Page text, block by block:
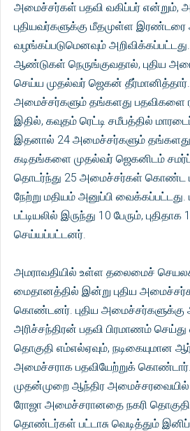
அமைச்சர்கள் பதவி வகிப்பர் என்றும்,
புதியவர்களுக்கு மீதமுள்ள
வழங்கப்படுமெனவும்
ஆண்டுகள் நெருங்குவதால், புதிய
செய்ய முதல்வர் ஜெகன்
அமைச்சர்களும் தங்களது பதவிகளை
இதில், கவுதம் ரெட்டி சமீபத்தில்
இதனால் 24 அமைச்சர்களும் தங்களது
கடிதங்களை முதல்வர் ஜெகனிடம்
தொடர்ந்து 25 அமைச்சர்கள் கொண்ட
நேற்று மதியம் அனுப்பி
பட்டியலில் இருந்து 10 பேரும், புதிதாக
செய்யப்பட்டனர்.
அமராவதியில் உள்ள தலைமைச்
மைதானத்தில் இன்று புதிய
கொண்டனர். புதிய அமைச்சர்களுக்கு
அரிச்சந்திரன் பதவி பிரமாணம்
தொகுதி எம்எல்ஏவும், நடிகையுமான
அமைச்சராக பதவியேற்றுக்
முதன்முறை ஆந்திர அமைச்சரவையில்
ரோஜா அமைச்சரானதை நகரி
தொண்டர்கள் பட்டாசு வெடித்தும்